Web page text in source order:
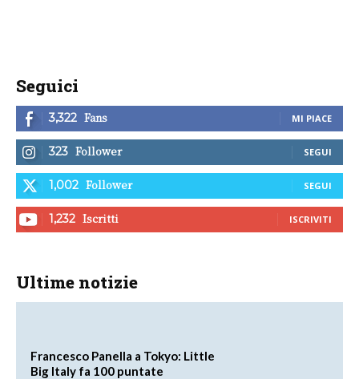
Seguici
3,322 Fans MI PIACE
323 Follower SEGUI
1,002 Follower SEGUI
1,232 Iscritti ISCRIVITI
Ultime notizie
Francesco Panella a Tokyo: Little
Big Italy fa 100 puntate